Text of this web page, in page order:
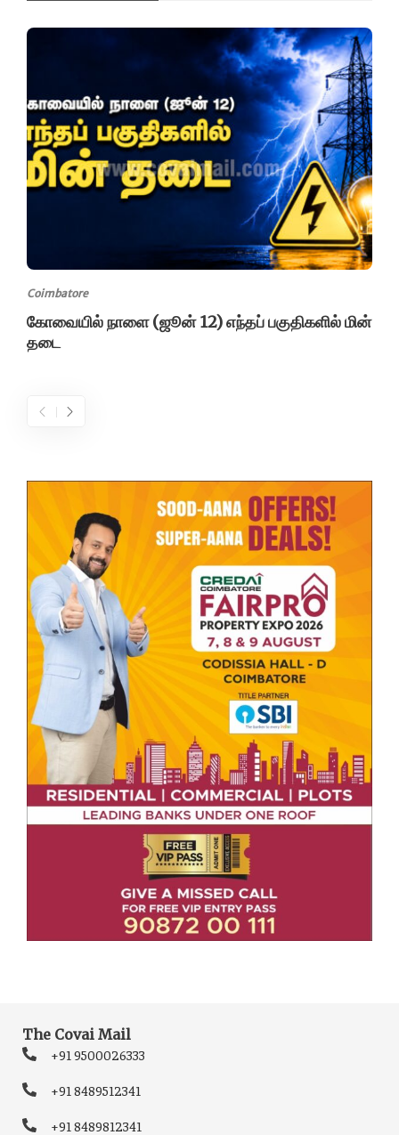
Coimbatore
கோவையில் நாளை (ஜூன் 12) எந்தப் பகுதிகளில் மின்
தடை
The Covai Mail
+91 9500026333
+91 8489512341
+91 8489812341